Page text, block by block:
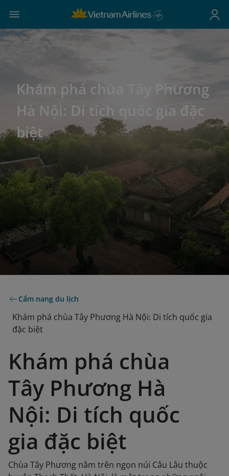
Khám phá chùa Tây Phương
Hà Nội: Di tích quốc gia đặc
biệt
Cẩm nang du lịch
Khám phá chùa Tây Phương Hà Nội: Di tích quốc gia
đặc biệt
Khám phá chùa
Tây Phương Hà
Nội: Di tích quốc
gia đặc biệt
Chùa Tây Phương nằm trên ngọn núi Câu Lâu thuộc